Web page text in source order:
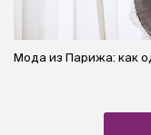
Мода из Парижа: как